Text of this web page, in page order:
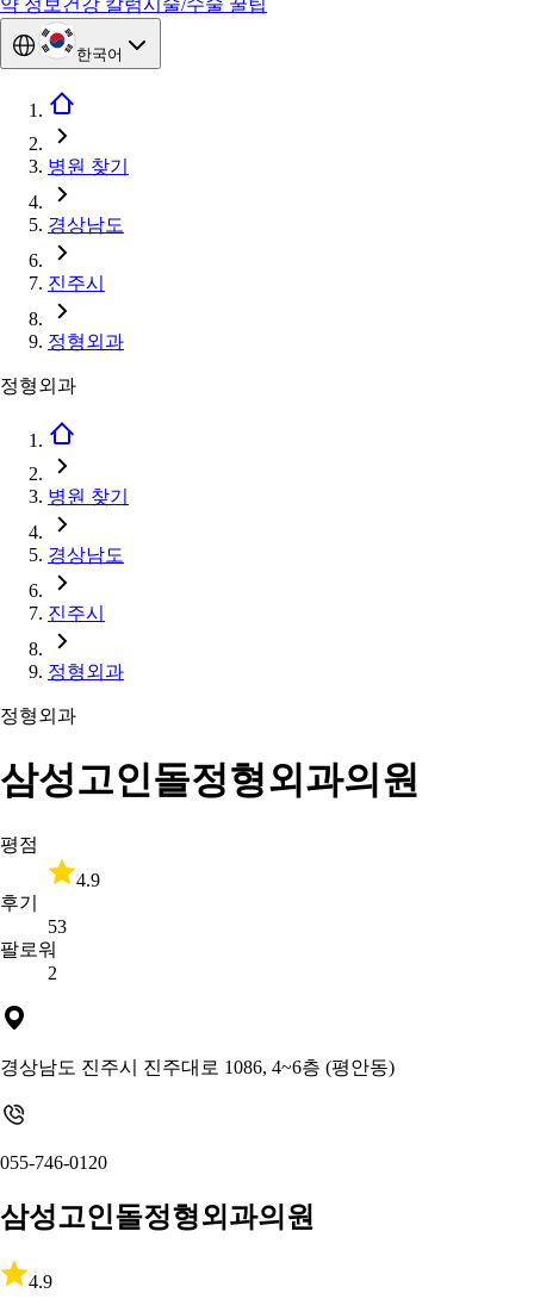
약 정보 건강 칼럼시술/수술 꿀팁
한국어
병원 찾기
경상남도
진주시
정형외과
정형외과
병원 찾기
경상남도
진주시
정형외과
정형외과
삼성고인돌정형외과의원
평점
4.9
후기
53
팔로워
2
경상남도 진주시 진주대로 1086, 4~6층 (평안동)
055-746-0120
삼성고인돌정형외과의원
4.9